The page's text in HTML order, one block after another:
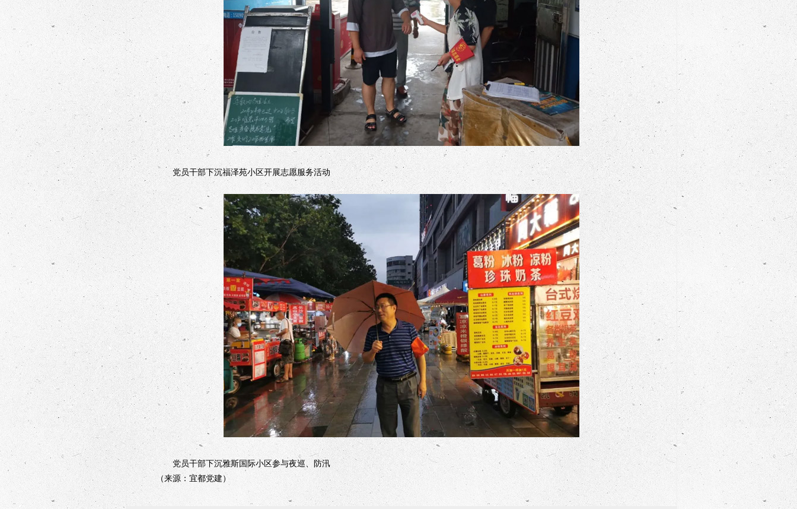
党员干部下沉福泽苑小区开展志愿服务活动
党员干部下沉雅斯国际小区参与夜巡、防汛
（来源：宜都党建）